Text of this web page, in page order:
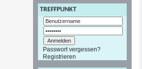
TREFFPUNKT
Passwort vergessen?
Registrieren